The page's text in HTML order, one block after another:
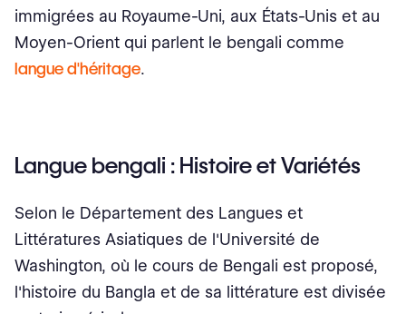
immigrées au Royaume-Uni, aux États-Unis et au
Moyen-Orient qui parlent le bengali comme
langue d'héritage.
Langue bengali : Histoire et Variétés
Selon le Département des Langues et
Littératures Asiatiques de l'Université de
Washington, où le cours de Bengali est proposé,
l'histoire du Bangla et de sa littérature est divisée